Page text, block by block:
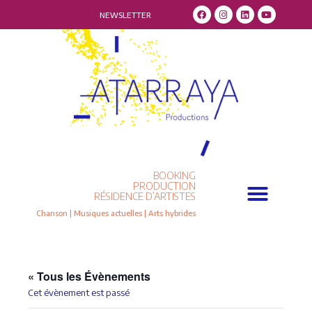
NEWSLETTER
BOOKING
PRODUCTION
RÉSIDENCE D’ARTISTES
Chanson | Musiques actuelles | Arts hybrides
« Tous les Évènements
Cet évènement est passé